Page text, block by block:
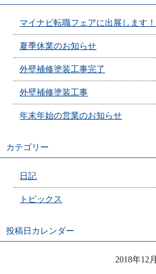
マイナビ転職フェアに出展します！
夏季休業のお知らせ
外壁補修塗装工事完了
外壁補修塗装工事
年末年始の営業のお知らせ
カテゴリー
日記
トピックス
投稿日カレンダー
2018年12月